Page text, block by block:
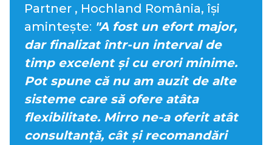
Partner , Hochland România, își
amintește: "A fost un efort major,
dar finalizat într-un interval de
timp excelent și cu erori minime.
Pot spune că nu am auzit de alte
sisteme care să ofere atâta
flexibilitate. Mirro ne-a oferit atât
consultanță, cât și recomandări